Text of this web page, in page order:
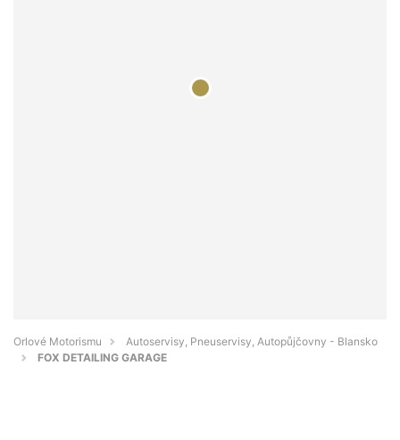
Orlové Motorismu
Autoservisy, Pneuservisy, Autopůjčovny - Blansko
FOX DETAILING GARAGE